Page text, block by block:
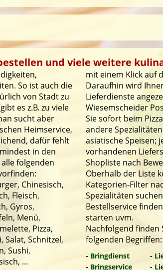
und viele weitere
So ist auch die
von Stadt zu
es z.B. zu viele
sucht aber
Heimservice,
dafür fehlt
in den
folgenden
Chinesisch,
Fleisch,
Gyros,
Menü,
Pizza,
Salat, Schnitzel,
Sushi,
...
mit einem Klick auf
Daraufhin wird
Lieferdienste
Wiesemscheider
Sie sofort beim
andere
asiatische Speisen;
vorhandenen
Shopliste nach
Oberhalb der Liste
Kategorien-Filter
Spezialitäten
Bestellservice
starten uvm.
Nachfolgend finden
folgenden Begriffen:
- Bringdienst
- Bringservice
-
-